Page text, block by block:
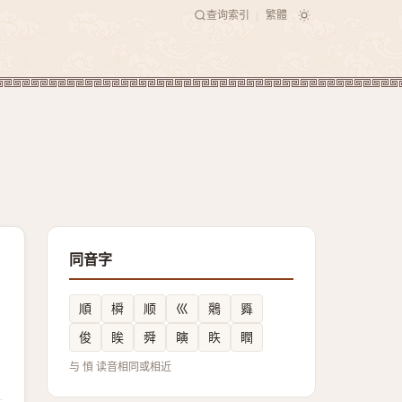
查询索引 繁體
同音字
順 橓 顺 巛 䴄
䑞
俊
䀵 舜 瞚 䀢 瞤
与 㥧 读音相同或相近